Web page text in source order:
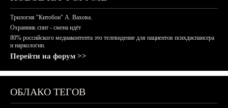
Трилогия "Китобои" А. Вахова.
Охранник спит - смена идёт
80% российского медиаконтента это телевидение для пациентов психдиспансера
и наркологии.
Перейти на форум >>
ОБЛАКО ТЕГОВ